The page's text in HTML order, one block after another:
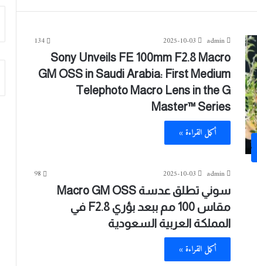
admin
2025-10-03
134
Sony Unveils FE 100mm F2.8 Macro
GM OSS in Saudi Arabia: First Medium
Telephoto Macro Lens in the G
Master™ Series
أكمل القراءة »
admin
2025-10-03
98
سوني تطلق عدسة Macro GM OSS
مقاس 100 مم ببعد بؤري F2.8 في
المملكة العربية السعودية
أكمل القراءة »